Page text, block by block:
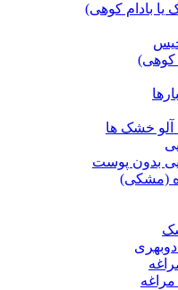
یا بادام کوهی)
کوهی)
خشک ها
بدون پوست
(مشکی)
مراغه